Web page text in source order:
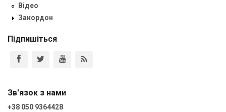
Відео
Закордон
Підпишіться
Зв'язок з нами
+38 050 9364428